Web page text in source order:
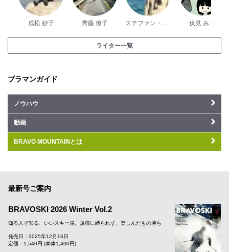
成松 妙子 齊藤 僚子 ステファン・ダントン 伏見 みう
ライター一覧
ブラマンガイド
ノウハウ
動画
BRAVO MOUNTAINとは
最新号ご案内
BRAVOSKI 2026 Winter Vol.2
知る人ぞ知る、いいスキー場。規模に縛られず、楽しんだもの勝ち
発売日：2025年12月16日
定価：1,540円 (本体1,400円)